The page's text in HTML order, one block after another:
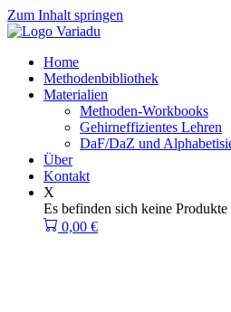
Zum Inhalt springen
Home
Methodenbibliothek
Materialien
Methoden-Workbooks
Gehirneffizientes Lehren
DaF/DaZ und
Über
Kontakt
X
Es befinden sich keine
0,00 €